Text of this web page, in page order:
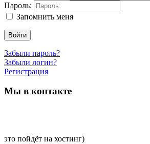
Пароль:
Запомнить меня
Войти
Забыли пароль?
Забыли логин?
Регистрация
Мы в контакте
это пойдёт на хостинг)